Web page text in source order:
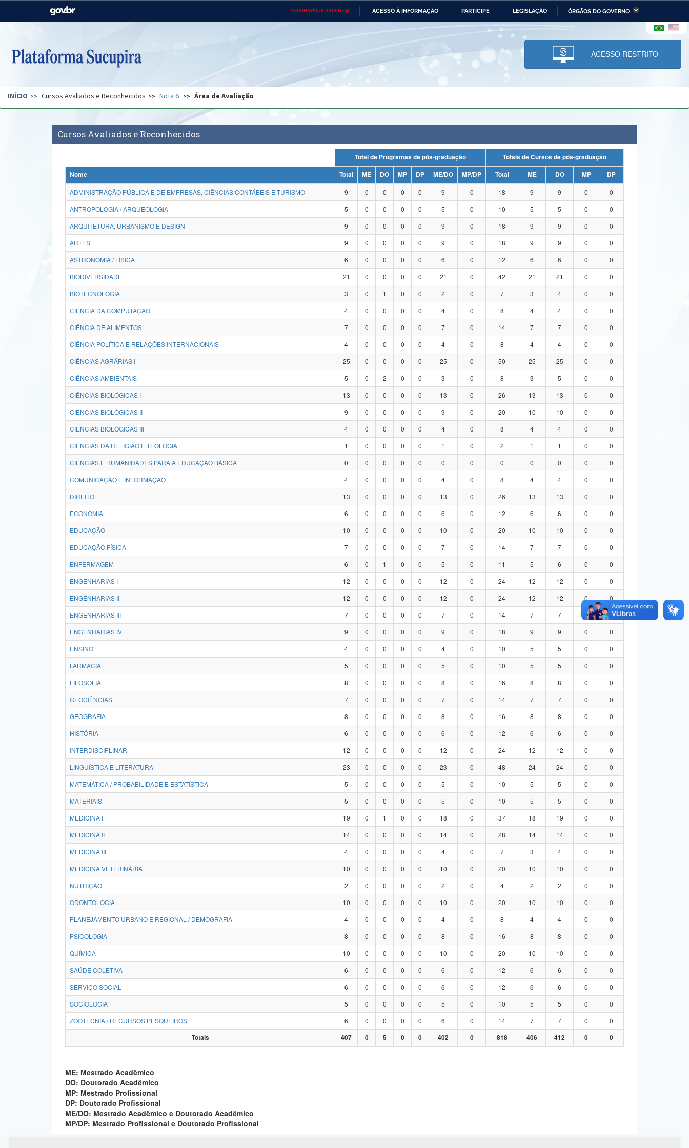
CORONAVÍRUS (COVID-19) ACESSO À INFORMAÇÃO PARTICIPE LEGISLAÇÃO ÓRGÃOS DO GOVERNO
Casa Civil Ministério das Relações Ministério da Economia Ministério da Infraestrutura
Pecuária e Abastecimento
Ministério da Ciência,
Tecnologia, Inovações e
Comunicações
Ministério do Desenvolvimento
Regional e dos Direitos Humanos
Secretaria de Governo Gabinete de Segurança Advocacia-Geral da União Banco Central do Brasil Planalto
ACESSO RESTRITO
INÍCIO Cursos Avaliados e Reconhecidos Nota 6 Área de Avaliação
Cursos Avaliados e Reconhecidos
Total de Programas de pós-graduação
Totais de Cursos de pós-graduação
Nome
Total ME DO MP DP ME/DO MP/DP Total ME DO MP
DP
ADMINISTRAÇÃO PÚBLICA E DE EMPRESAS, CIÊNCIAS CONTÁBEIS E TURISMO
9 0 0 0 0 9 0 18 9 9 0
0
ANTROPOLOGIA / ARQUEOLOGIA
5 0 0 0 0 5 0 10 5 5 0
0
ARQUITETURA, URBANISMO E DESIGN
9 0 0 0 0 9 0 18 9 9 0
0
ARTES
9 0 0 0 0 9 0 18 9 9 0
0
ASTRONOMIA / FÍSICA
6 0 0 0 0 6 0 12 6 6 0
0
BIODIVERSIDADE
21 0 0 0 0 21 0 42 21 21 0
0
BIOTECNOLOGIA
3 0 1 0 0 2 0 7 3 4 0
0
CIÊNCIA DA COMPUTAÇÃO
4 0 0 0 0 4 0 8 4 4 0
0
CIÊNCIA DE ALIMENTOS
7 0 0 0 0 7 0 14 7 7 0
0
CIÊNCIA POLÍTICA E RELAÇÕES INTERNACIONAIS
4 0 0 0 0 4 0 8 4 4 0
0
CIÊNCIAS AGRÁRIAS I
25 0 0 0 0 25 0 50 25 25 0
0
CIÊNCIAS AMBIENTAIS
5 0 2 0 0 3 0 8 3 5 0
0
CIÊNCIAS BIOLÓGICAS I
13 0 0 0 0 13 0 26 13 13 0
0
CIÊNCIAS BIOLÓGICAS II
9 0 0 0 0 9 0 20 10 10 0
0
CIÊNCIAS BIOLÓGICAS III
4 0 0 0 0 4 0 8 4 4 0
0
CIÊNCIAS DA RELIGIÃO E TEOLOGIA
1 0 0 0 0 1 0 2 1 1 0
0
CIÊNCIAS E HUMANIDADES PARA A EDUCAÇÃO BÁSICA
0 0 0 0 0 0 0 0 0 0 0
0
COMUNICAÇÃO E INFORMAÇÃO
4 0 0 0 0 4 0 8 4 4 0
0
DIREITO
13 0 0 0 0 13 0 26 13 13 0
0
ECONOMIA
6 0 0 0 0 6 0 12 6 6 0
0
EDUCAÇÃO
10 0 0 0 0 10 0 20 10 10 0
0
EDUCAÇÃO FÍSICA
7 0 0 0 0 7 0 14 7 7 0
0
ENFERMAGEM
6 0 1 0 0 5 0 11 5 6 0
0
ENGENHARIAS I
12 0 0 0 0 12 0 24 12 12 0
0
ENGENHARIAS II
12 0 0 0 0 12 0 24 12 12 0
0
ENGENHARIAS III
7 0 0 0 0 7 0 14 7 7 0
0
ENGENHARIAS IV
9 0 0 0 0 9 0 18 9 9 0
0
ENSINO
4 0 0 0 0 4 0 10 5 5 0
0
FARMÁCIA
5 0 0 0 0 5 0 10 5 5 0
0
FILOSOFIA
8 0 0 0 0 8 0 16 8 8 0
0
GEOCIÊNCIAS
7 0 0 0 0 7 0 14 7 7 0
0
GEOGRAFIA
8 0 0 0 0 8 0 16 8 8 0
0
HISTÓRIA
6 0 0 0 0 6 0 12 6 6 0
0
INTERDISCIPLINAR
12 0 0 0 0 12 0 24 12 12 0
0
LINGUÍSTICA E LITERATURA
23 0 0 0 0 23 0 48 24 24 0
0
MATEMÁTICA / PROBABILIDADE E ESTATÍSTICA
5 0 0 0 0 5 0 10 5 5 0
0
MATERIAIS
5 0 0 0 0 5 0 10 5 5 0
0
MEDICINA I
19 0 1 0 0 18 0 37 18 19 0
0
MEDICINA II
14 0 0 0 0 14 0 28 14 14 0
0
MEDICINA III
4 0 0 0 0 4 0 7 3 4 0
0
MEDICINA VETERINÁRIA
10 0 0 0 0 10 0 20 10 10 0
0
NUTRIÇÃO
2 0 0 0 0 2 0 4 2 2 0
0
ODONTOLOGIA
10 0 0 0 0 10 0 20 10 10 0
0
PLANEJAMENTO URBANO E REGIONAL / DEMOGRAFIA
4 0 0 0 0 4 0 8 4 4 0
0
PSICOLOGIA
8 0 0 0 0 8 0 16 8 8 0
0
QUÍMICA
10 0 0 0 0 10 0 20 10 10 0
0
SAÚDE COLETIVA
6 0 0 0 0 6 0 12 6 6 0
0
SERVIÇO SOCIAL
6 0 0 0 0 6 0 12 6 6 0
0
SOCIOLOGIA
5 0 0 0 0 5 0 10 5 5 0
0
ZOOTECNIA / RECURSOS PESQUEIROS
6 0 0 0 0 6 0 14 7 7 0
0
Totais
407 0 5 0 0 402 0 818 406 412 0 0
ME: Mestrado Acadêmico
DO: Doutorado Acadêmico
MP: Mestrado Profissional
DP: Doutorado Profissional
ME/DO: Mestrado Acadêmico e Doutorado Acadêmico
MP/DP: Mestrado Profissional e Doutorado Profissional